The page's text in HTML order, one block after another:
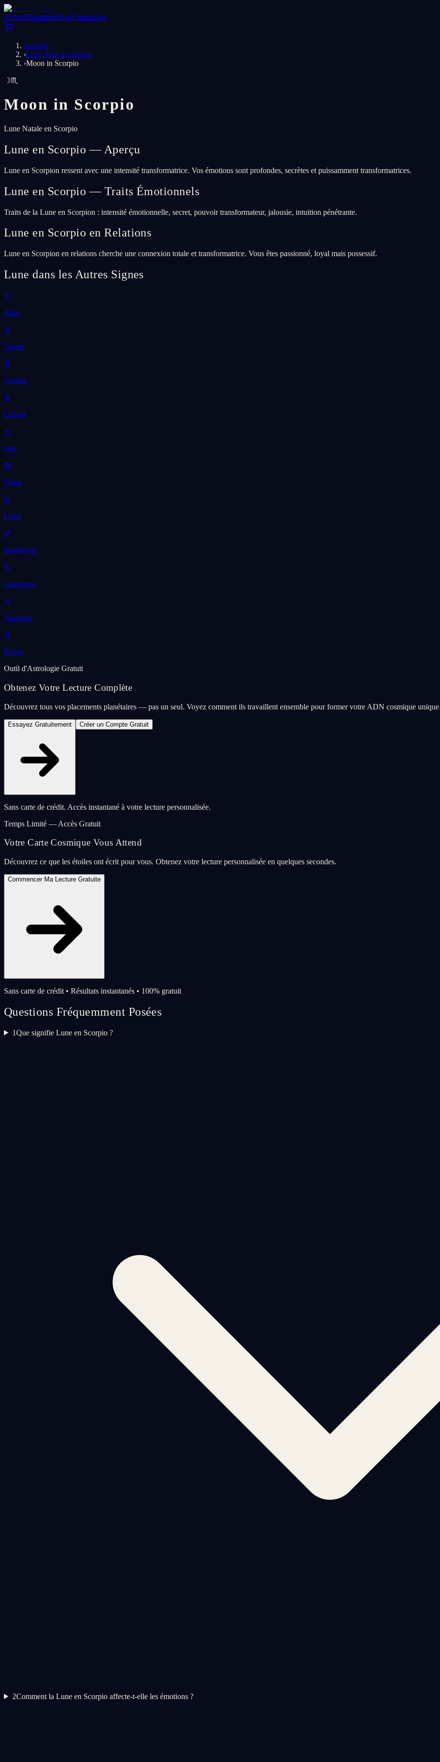
AccueilBoutiqueBlogConnexion
Accueil
›Lune dans les Signes
›Moon in Scorpio
☽♏
Moon in Scorpio
Lune Natale en Scorpio
Lune en Scorpio — Aperçu
Lune en Scorpion ressent avec une intensité transformatrice. Vos émotions sont profondes, secrètes et puissamment transformatrices.
Lune en Scorpio — Traits Émotionnels
Traits de la Lune en Scorpion : intensité émotionnelle, secret, pouvoir transformateur, jalousie, intuition pénétrante.
Lune en Scorpio en Relations
Lune en Scorpion en relations cherche une connexion totale et transformatrice. Vous êtes passionné, loyal mais possessif.
Lune dans les Autres Signes
♈
Aries
♉
Taurus
♊
Gemini
♋
Cancer
♌
Leo
♍
Virgo
♎
Libra
♐
Sagittarius
♑
Capricorn
♒
Aquarius
♓
Pisces
Outil d'Astrologie Gratuit
Obtenez Votre Lecture Complète
Découvrez tous vos placements planétaires — pas un seul. Voyez comment ils travaillent ensemble pour former votre ADN cosmique
Essayez Gratuitement Créer un Compte Gratuit
Sans carte de crédit. Accès instantané à votre lecture personnalisée.
Temps Limité — Accès Gratuit
Votre Carte Cosmique Vous Attend
Découvrez ce que les étoiles ont écrit pour vous. Obtenez votre lecture personnalisée en quelques secondes.
Commencer Ma Lecture Gratuite
Sans carte de crédit • Résultats instantanés • 100% gratuit
Questions Fréquemment Posées
1Que signifie Lune en Scorpio ?
2Comment la Lune en Scorpio affecte-t-elle les émotions ?